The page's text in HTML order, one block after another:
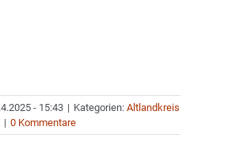
- 15:43 | Kategorien: Altlandkreis
| 0 Kommentare